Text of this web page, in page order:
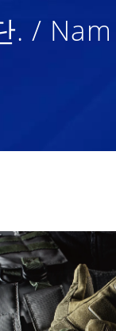
. /